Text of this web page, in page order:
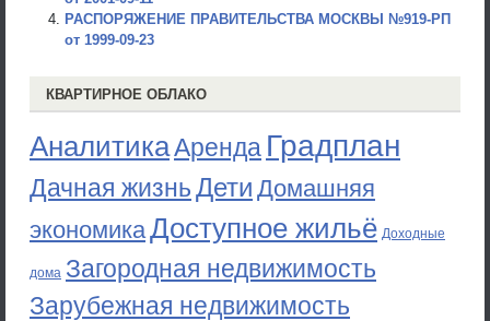
РАСПОРЯЖЕНИЕ ПРАВИТЕЛЬСТВА МОСКВЫ №919-РП
от 1999-09-23
КВАРТИРНОЕ ОБЛАКО
АналитикаАренда Градплан
Дачная жизньДети Домашняя
экономикаДоступное жильё Доходные
дома Загородная недвижимость
Зарубежная недвижимость